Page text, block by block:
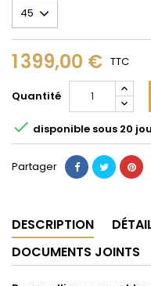
1 399,00 € TTC
Quantité
 disponible sous 20
Partager
DESCRIPTION
DOCUMENTS JOINTS